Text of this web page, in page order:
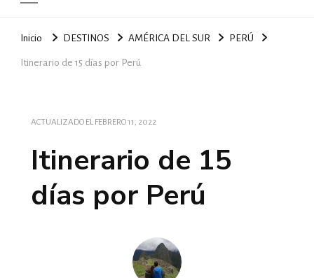
Inicio DESTINOS AMÉRICA DEL SUR PERÚ
Itinerario de 15 días por Perú
ACTUALIZADO EL FEBRERO 11, 2022
Itinerario de 15
días por Perú